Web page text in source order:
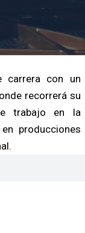
carrera con un
recorrerá su
trabajo en la
producciones